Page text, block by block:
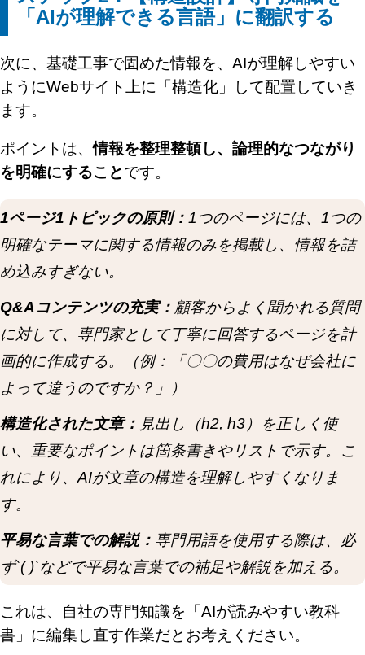
「AIが理解できる言語」に翻訳する
次に、基礎工事で固めた情報を、AIが理解しやすい
ようにWebサイト上に「構造化」して配置していき
ます。
ポイントは、情報を整理整頓し、論理的なつながり
を明確にすることです。
1ページ1トピックの原則： 1つのページには、1つの
明確なテーマに関する情報のみを掲載し、情報を詰
め込みすぎない。
Q&Aコンテンツの充実： 顧客からよく聞かれる質問
に対して、専門家として丁寧に回答するページを計
画的に作成する。（例：「〇〇の費用はなぜ会社に
よって違うのですか？」）
構造化された文章： 見出し（h2, h3）を正しく使
い、重要なポイントは箇条書きやリストで示す。こ
れにより、AIが文章の構造を理解しやすくなりま
す。
平易な言葉での解説： 専門用語を使用する際は、必
ず`( )`などで平易な言葉での補足や解説を加える。
これは、自社の専門知識を「AIが読みやすい教科
書」に編集し直す作業だとお考えください。